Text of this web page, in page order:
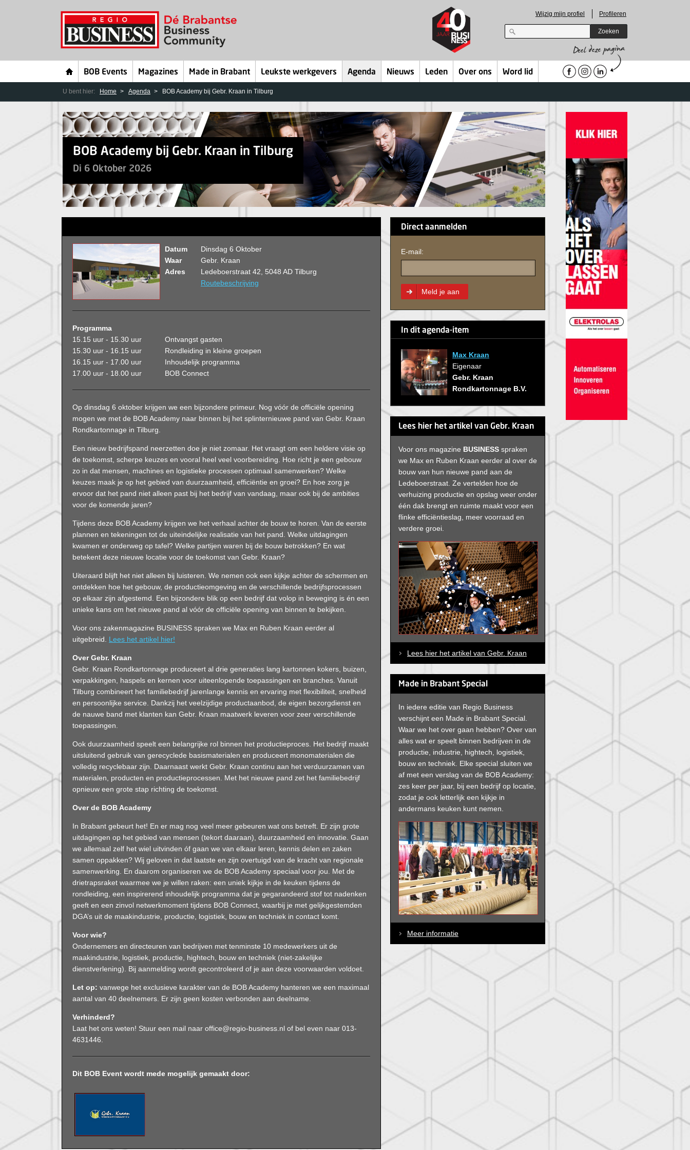
Wijzig mijn profiel Profileren
Zoeken
BOB Events Magazines Made in Brabant Leukste werkgevers Agenda Nieuws Leden Over ons Word lid
U bent hier: Home Agenda BOB Academy bij Gebr. Kraan in Tilburg
BOB Academy bij Gebr. Kraan in Tilburg
Di 6 Oktober 2026
Datum
Dinsdag 6 Oktober
Waar
Gebr. Kraan
Adres
Ledeboerstraat 42, 5048 AD Tilburg
Routebeschrijving
Programma
15.15 uur - 15.30 uur
Ontvangst gasten
15.30 uur - 16.15 uur
Rondleiding in kleine groepen
16.15 uur - 17.00 uur
Inhoudelijk programma
17.00 uur - 18.00 uur
BOB Connect
Op dinsdag 6 oktober krijgen we een bijzondere primeur. Nog vóór de officiële opening
mogen we met de BOB Academy naar binnen bij het splinternieuwe pand van Gebr. Kraan
Rondkartonnage in Tilburg.
Een nieuw bedrijfspand neerzetten doe je niet zomaar. Het vraagt om een heldere visie op
de toekomst, scherpe keuzes en vooral heel veel voorbereiding. Hoe richt je een gebouw
zo in dat mensen, machines en logistieke processen optimaal samenwerken? Welke
keuzes maak je op het gebied van duurzaamheid, efficiëntie en groei? En hoe zorg je
ervoor dat het pand niet alleen past bij het bedrijf van vandaag, maar ook bij de ambities
voor de komende jaren?
Tijdens deze BOB Academy krijgen we het verhaal achter de bouw te horen. Van de eerste
plannen en tekeningen tot de uiteindelijke realisatie van het pand. Welke uitdagingen
kwamen er onderweg op tafel? Welke partijen waren bij de bouw betrokken? En wat
betekent deze nieuwe locatie voor de toekomst van Gebr. Kraan?
Uiteraard blijft het niet alleen bij luisteren. We nemen ook een kijkje achter de schermen en
ontdekken hoe het gebouw, de productieomgeving en de verschillende bedrijfsprocessen
op elkaar zijn afgestemd. Een bijzondere blik op een bedrijf dat volop in beweging is én een
unieke kans om het nieuwe pand al vóór de officiële opening van binnen te bekijken.
Voor ons zakenmagazine BUSINESS spraken we Max en Ruben Kraan eerder al
uitgebreid. Lees het artikel hier!
Over Gebr. Kraan
Gebr. Kraan Rondkartonnage produceert al drie generaties lang kartonnen kokers, buizen,
verpakkingen, haspels en kernen voor uiteenlopende toepassingen en branches. Vanuit
Tilburg combineert het familiebedrijf jarenlange kennis en ervaring met flexibiliteit, snelheid
en persoonlijke service. Dankzij het veelzijdige productaanbod, de eigen bezorgdienst en
de nauwe band met klanten kan Gebr. Kraan maatwerk leveren voor zeer verschillende
toepassingen.
Ook duurzaamheid speelt een belangrijke rol binnen het productieproces. Het bedrijf maakt
uitsluitend gebruik van gerecyclede basismaterialen en produceert monomaterialen die
volledig recyclebaar zijn. Daarnaast werkt Gebr. Kraan continu aan het verduurzamen van
materialen, producten en productieprocessen. Met het nieuwe pand zet het familiebedrijf
opnieuw een grote stap richting de toekomst.
Over de BOB Academy
In Brabant gebeurt het! En er mag nog veel meer gebeuren wat ons betreft. Er zijn grote
uitdagingen op het gebied van mensen (tekort daaraan), duurzaamheid en innovatie. Gaan
we allemaal zelf het wiel uitvinden óf gaan we van elkaar leren, kennis delen en zaken
samen oppakken? Wij geloven in dat laatste en zijn overtuigd van de kracht van regionale
samenwerking. En daarom organiseren we de BOB Academy speciaal voor jou. Met de
drietrapsraket waarmee we je willen raken: een uniek kijkje in de keuken tijdens de
rondleiding, een inspirerend inhoudelijk programma dat je gegarandeerd stof tot nadenken
geeft en een zinvol netwerkmoment tijdens BOB Connect, waarbij je met gelijkgestemden
DGA’s uit de maakindustrie, productie, logistiek, bouw en techniek in contact komt.
Voor wie?
Ondernemers en directeuren van bedrijven met tenminste 10 medewerkers uit de
maakindustrie, logistiek, productie, hightech, bouw en techniek (niet-zakelijke
dienstverlening). Bij aanmelding wordt gecontroleerd of je aan deze voorwaarden voldoet.
Let op: vanwege het exclusieve karakter van de BOB Academy hanteren we een maximaal
aantal van 40 deelnemers. Er zijn geen kosten verbonden aan deelname.
Verhinderd?
Laat het ons weten! Stuur een mail naar office@regio-business.nl of bel even naar 013-
4631446.
Dit BOB Event wordt mede mogelijk gemaakt door:
Direct aanmelden
E-mail:
Meld je aan
In dit agenda-item
Max Kraan
Eigenaar
Gebr. Kraan
Rondkartonnage B.V.
Lees hier het artikel van Gebr. Kraan
Voor ons magazine BUSINESS spraken
we Max en Ruben Kraan eerder al over de
bouw van hun nieuwe pand aan de
Ledeboerstraat. Ze vertelden hoe de
verhuizing productie en opslag weer onder
één dak brengt en ruimte maakt voor een
flinke efficiëntieslag, meer voorraad en
verdere groei.
Lees hier het artikel van Gebr. Kraan
Made in Brabant Special
In iedere editie van Regio Business
verschijnt een Made in Brabant Special.
Waar we het over gaan hebben? Over van
alles wat er speelt binnen bedrijven in de
productie, industrie, hightech, logistiek,
bouw en techniek. Elke special sluiten we
af met een verslag van de BOB Academy:
zes keer per jaar, bij een bedrijf op locatie,
zodat je ook letterlijk een kijkje in
andermans keuken kunt nemen.
Meer informatie